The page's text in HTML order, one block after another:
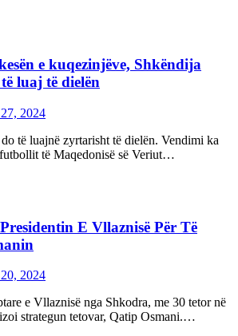
e kuqezinjëve, Shkëndija
luaj të dielën
2024
të luajnë zyrtarisht të dielën. Vendimi ka
të Maqedonisë së Veriut…
E Vllaznisë Për Të
2024
e Vllaznisë nga Shkodra, me 30 tetor në
strategun tetovar, Qatip Osmani.…